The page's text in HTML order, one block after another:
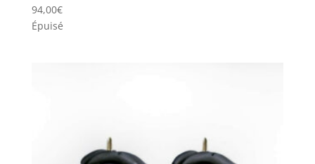
94,00€
Épuisé